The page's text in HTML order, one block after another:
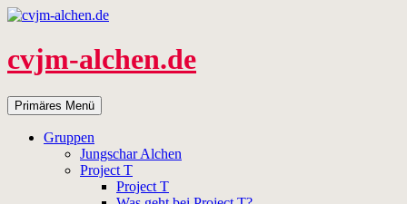
Zum
springen
cvjm-alchen.de
Suchen
Primäres Menü
Gruppen
Jungschar Alchen
Project T
Project T